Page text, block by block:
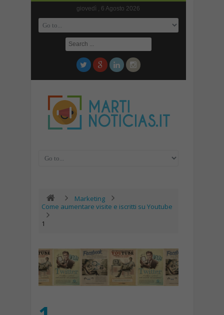
giovedì , 6 Agosto 2026
Marketing
Come aumentare visite e iscritti su Youtube
1